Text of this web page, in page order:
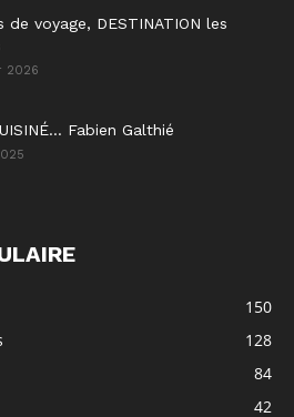
de voyage, DESTINATION les
2026
Fabien Galthié
150
128
84
42